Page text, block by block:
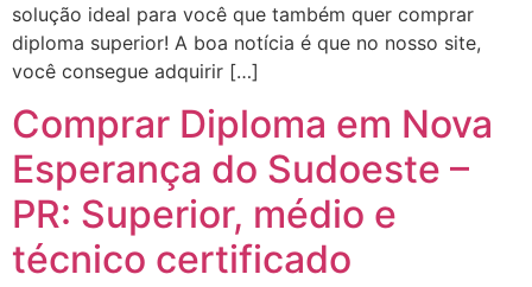
solução ideal para você que também quer comprar
diploma superior! A boa notícia é que no nosso site,
você consegue adquirir […]
Comprar Diploma em Nova
Esperança do Sudoeste –
PR: Superior, médio e
técnico certificado